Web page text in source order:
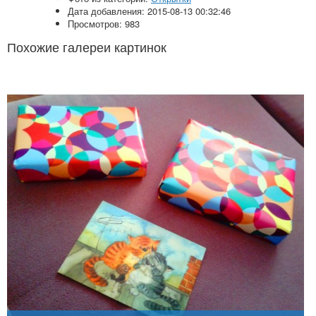
Дата добавления: 2015-08-13 00:32:46
Просмотров: 983
Похожие галереи картинок